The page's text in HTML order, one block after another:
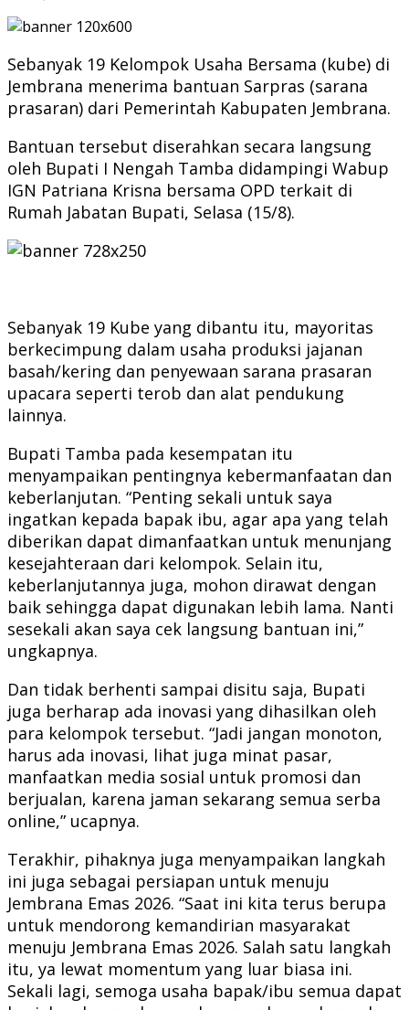
Sebanyak 19 Kelompok Usaha Bersama (kube) di
Jembrana menerima bantuan Sarpras (sarana
prasaran) dari Pemerintah Kabupaten Jembrana.
Bantuan tersebut diserahkan secara langsung
oleh Bupati I Nengah Tamba didampingi Wabup
IGN Patriana Krisna bersama OPD terkait di
Rumah Jabatan Bupati, Selasa (15/8).
Sebanyak 19 Kube yang dibantu itu, mayoritas
berkecimpung dalam usaha produksi jajanan
basah/kering dan penyewaan sarana prasaran
upacara seperti terob dan alat pendukung
lainnya.
Bupati Tamba pada kesempatan itu
menyampaikan pentingnya kebermanfaatan dan
keberlanjutan. “Penting sekali untuk saya
ingatkan kepada bapak ibu, agar apa yang telah
diberikan dapat dimanfaatkan untuk menunjang
kesejahteraan dari kelompok. Selain itu,
keberlanjutannya juga, mohon dirawat dengan
baik sehingga dapat digunakan lebih lama. Nanti
sesekali akan saya cek langsung bantuan ini,”
ungkapnya.
Dan tidak berhenti sampai disitu saja, Bupati
juga berharap ada inovasi yang dihasilkan oleh
para kelompok tersebut. “Jadi jangan monoton,
harus ada inovasi, lihat juga minat pasar,
manfaatkan media sosial untuk promosi dan
berjualan, karena jaman sekarang semua serba
online,” ucapnya.
Terakhir, pihaknya juga menyampaikan langkah
ini juga sebagai persiapan untuk menuju
Jembrana Emas 2026. “Saat ini kita terus berupa
untuk mendorong kemandirian masyarakat
menuju Jembrana Emas 2026. Salah satu langkah
itu, ya lewat momentum yang luar biasa ini.
Sekali lagi, semoga usaha bapak/ibu semua dapat